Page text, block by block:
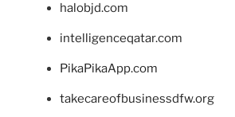
halobjd.com
intelligenceqatar.com
PikaPikaApp.com
takecareofbusinessdfw.org